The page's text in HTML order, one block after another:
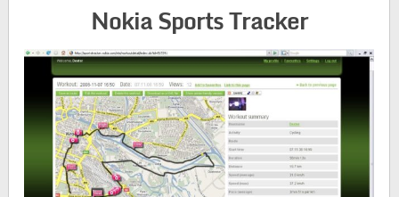
Nokia Sports Tracker